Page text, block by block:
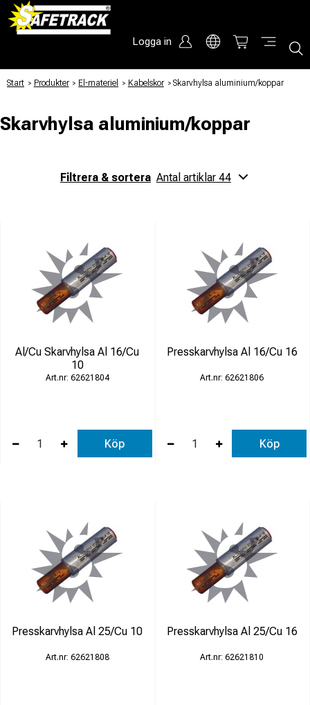
Logga in
Start / Produkter / El-materiel / Kabelskor / Skarvhylsa aluminium/koppar
Skarvhylsa aluminium/koppar
Filtrera & sortera Antal artiklar 44
Al/Cu Skarvhylsa Al 16/Cu
10
62621804
Köp
Presskarvhylsa Al 16/Cu 16
62621806
Köp
Presskarvhylsa Al 25/Cu 10
62621808
Presskarvhylsa Al 25/Cu 16
62621810